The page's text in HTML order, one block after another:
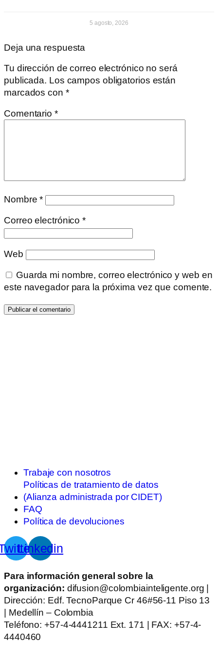
5 agosto, 2026
Deja una respuesta
Tu dirección de correo electrónico no será
publicada. Los campos obligatorios están
marcados con *
Comentario *
Nombre*
Correo electrónico*
Web
Guarda mi nombre, correo electrónico y web en
este navegador para la próxima vez que comente.
Trabaje con nosotros
Políticas de tratamiento de datos
(Alianza administrada por CIDET)
FAQ
Política de devoluciones
Linkedin
Para información general sobre la
organización: difusion@colombiainteligente.org |
Dirección: Edf. TecnoParque Cr 46#56-11 Piso 13
| Medellín – Colombia
Teléfono: +57-4-4441211 Ext. 171 | FAX: +57-4-
4440460